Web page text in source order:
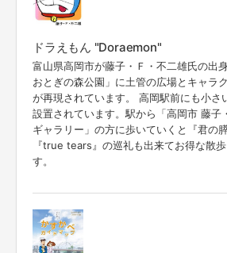
ドラえもん "Doraemon"
富山県高岡市が藤子・Ｆ・不二雄氏の出
おとぎの森公園」に土管の広場とキャラ
が再現されています。 高岡駅前にも小さ
設置されています。駅から「高岡市 藤子
ギャラリー」の方に歩いていくと『君の
『true tears』の巡礼も出来てお得な散
す。